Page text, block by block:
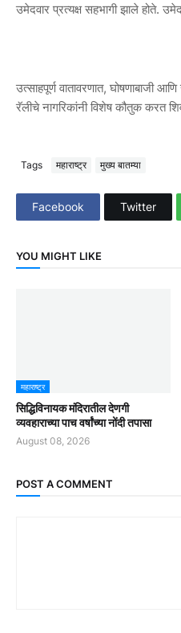
उमेदवार प्रत्यक्ष सहभागी झाले होते.
उत्साहपूर्ण वातावरणात, घोषणाबाजी
रॅलीचे नागरिकांनी विशेष कौतुक करत
Tags महाराष्ट्र मुख्य बातम्या
Facebook Twitter
YOU MIGHT LIKE
महाराष्ट्र
सिद्धिविनायक मंदिरातील देणगी
व्यवहाराच्या पाच वर्षांच्या नोंदी तपासा
August 08, 2026
POST A COMMENT